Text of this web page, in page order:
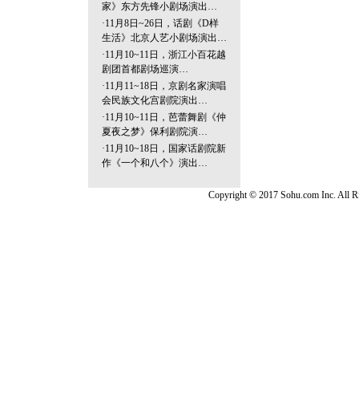
家》东方先锋小剧场演出…
·11月8日~26日，话剧《D样
生活》北京人艺小剧场演出…
·11月10~11日，浙江小百花越
剧团首都剧场巡演…
·11月11~18日，京剧名家演唱
会民族文化宫剧院演出…
·11月10~11日，芭蕾舞剧《仲
夏夜之梦》保利剧院演…
·11月10~18日，国家话剧院新
作《一个和八个》演出…
Copyright © 2017 Sohu.com Inc. All